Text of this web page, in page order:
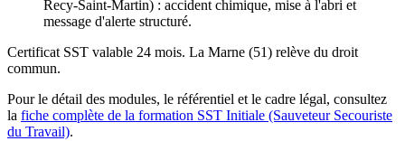
Recy-Saint-Martin) : accident chimique, mise à l'abri et
message d'alerte structuré.
Certificat SST valable 24 mois. La Marne (51) relève du droit
commun.
Pour le détail des modules, le référentiel et le cadre légal, consultez
la fiche complète de la formation SST Initiale (Sauveteur Secouriste
du Travail).